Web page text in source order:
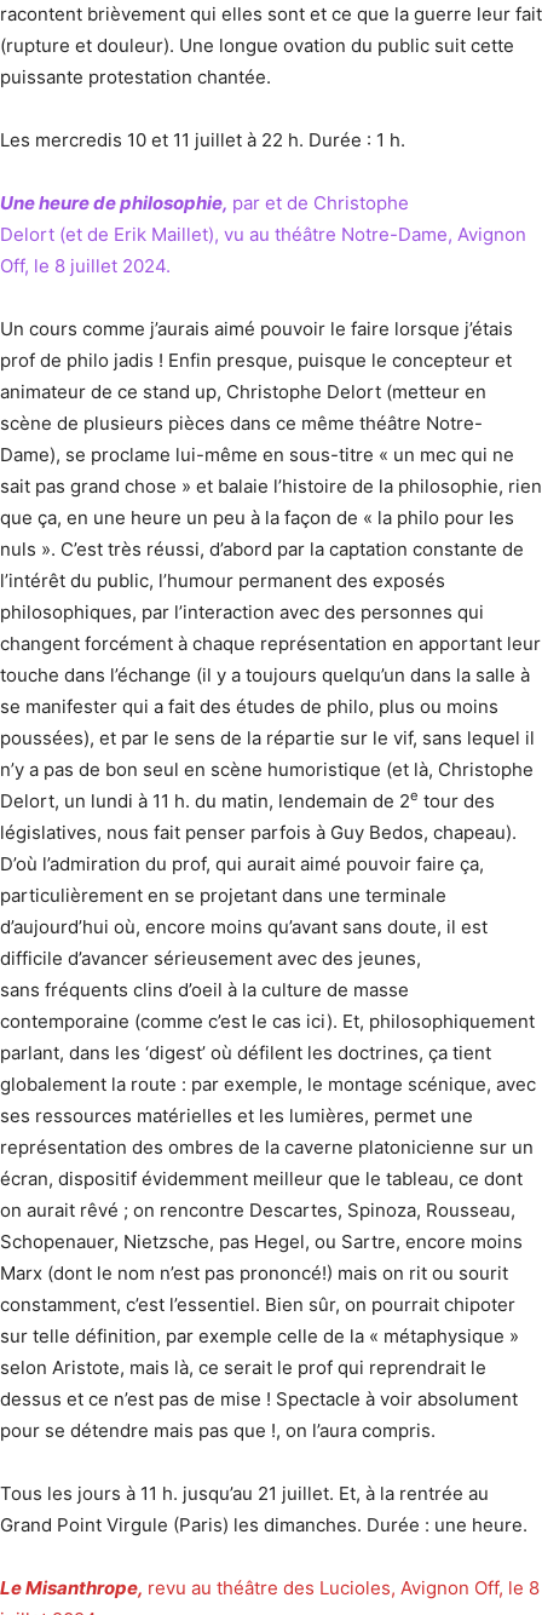
racontent brièvement qui elles sont et ce que la guerre leur fait
(rupture et douleur). Une longue ovation du public suit cette
puissante protestation chantée.
Les mercredis 10 et 11 juillet à 22 h. Durée : 1 h.
Une heure de philosophie, par et de Christophe
Delort (et de Erik Maillet), vu au théâtre Notre-Dame, Avignon
Off, le 8 juillet 2024.
Un cours comme j’aurais aimé pouvoir le faire lorsque j’étais
prof de philo jadis ! Enfin presque, puisque le concepteur et
animateur de ce stand up, Christophe Delort (metteur en
scène de plusieurs pièces dans ce même théâtre Notre-
Dame), se proclame lui-même en sous-titre « un mec qui ne
sait pas grand chose » et balaie l’histoire de la philosophie, rien
que ça, en une heure un peu à la façon de « la philo pour les
nuls ». C’est très réussi, d’abord par la captation constante de
l’intérêt du public, l’humour permanent des exposés
philosophiques, par l’interaction avec des personnes qui
changent forcément à chaque représentation en apportant leur
touche dans l’échange (il y a toujours quelqu’un dans la salle à
se manifester qui a fait des études de philo, plus ou moins
poussées), et par le sens de la répartie sur le vif, sans lequel il
n’y a pas de bon seul en scène humoristique (et là, Christophe
Delort, un lundi à 11 h. du matin, lendemain de 2e tour des
législatives, nous fait penser parfois à Guy Bedos, chapeau).
D’où l’admiration du prof, qui aurait aimé pouvoir faire ça,
particulièrement en se projetant dans une terminale
d’aujourd’hui où, encore moins qu’avant sans doute, il est
difficile d’avancer sérieusement avec des jeunes,
sans fréquents clins d’oeil à la culture de masse
contemporaine (comme c’est le cas ici). Et, philosophiquement
parlant, dans les ‘digest’ où défilent les doctrines, ça tient
globalement la route : par exemple, le montage scénique, avec
ses ressources matérielles et les lumières, permet une
représentation des ombres de la caverne platonicienne sur un
écran, dispositif évidemment meilleur que le tableau, ce dont
on aurait rêvé ; on rencontre Descartes, Spinoza, Rousseau,
Schopenauer, Nietzsche, pas Hegel, ou Sartre, encore moins
Marx (dont le nom n’est pas prononcé!) mais on rit ou sourit
constamment, c’est l’essentiel. Bien sûr, on pourrait chipoter
sur telle définition, par exemple celle de la « métaphysique »
selon Aristote, mais là, ce serait le prof qui reprendrait le
dessus et ce n’est pas de mise ! Spectacle à voir absolument
pour se détendre mais pas que !, on l’aura compris.
Tous les jours à 11 h. jusqu’au 21 juillet. Et, à la rentrée au
Grand Point Virgule (Paris) les dimanches. Durée : une heure.
Le Misanthrope, revu au théâtre des Lucioles, Avignon Off, le 8